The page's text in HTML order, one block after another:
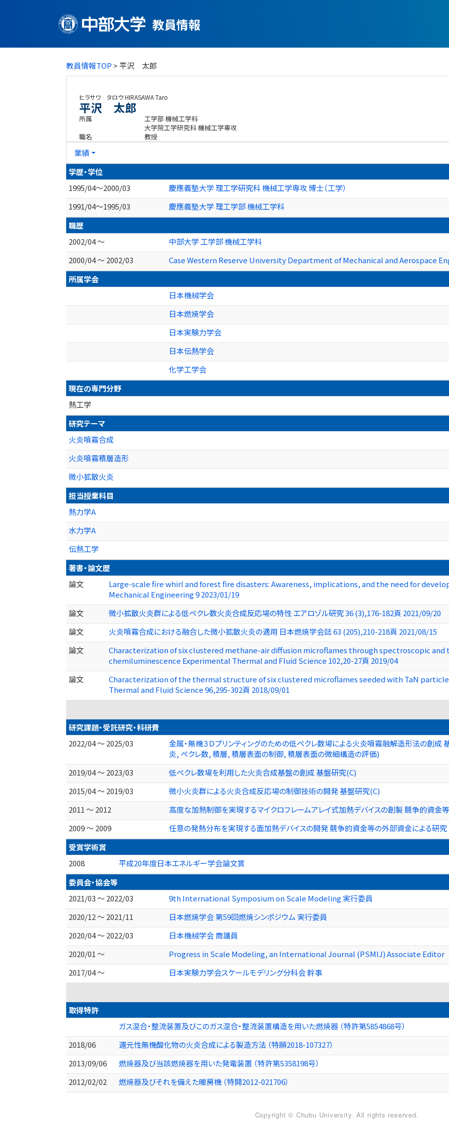
教員情報
教員情報TOP > 平沢 太郎
ヒラサワ タロウHIRASAWA Taro
平沢 太郎
所属
工学部 機械工学科
大学院工学研究科 機械工学専攻
職名
教授
業績
学歴・学位
1995/04～2000/03
慶應義塾大学 理工学研究科 機械工学専攻 博士（工学）
1991/04～1995/03
慶應義塾大学 理工学部 機械工学科
職歴
2002/04 ～
中部大学 工学部 機械工学科
2000/04 ～ 2002/03
Case Western Reserve University Department of Mechanical and Aerospace
所属学会
日本機械学会
日本燃焼学会
日本実験力学会
日本伝熱学会
化学工学会
現在の専門分野
熱工学
研究テーマ
火炎噴霧合成
火炎噴霧積層造形
微小拡散火炎
担当授業科目
熱力学A
水力学A
伝熱工学
著書・論文歴
論文
Large-scale fire whirl and forest fire disasters: Awareness, implications, and the need for
Mechanical Engineering 9 2023/01/19
論文
微小拡散火炎群による低ペクレ数火炎合成反応場の特性 エアロゾル研究 36 (3),176-182頁 2021/09/20
論文
火炎噴霧合成における融合した微小拡散火炎の適用 日本燃焼学会誌 63 (205),210-218頁 2021/08/15
論文
Characterization of six clustered methane-air diffusion microflames through spectroscopic and
chemiluminescence Experimental Thermal and Fluid Science 102,20-27頁 2019/04
論文
Characterization of the thermal structure of six clustered microflames seeded with TaN
Thermal and Fluid Science 96,295-302頁 2018/09/01
研究課題・受託研究・科研費
2022/04 ～ 2025/03
金属・無機３Ｄプリンティングのための低ペクレ数場による火炎噴霧融解造形法の創
炎, ペクレ数, 積層, 積層表面の制御, 積層表面の微細構造の評価)
2019/04 ～ 2023/03
低ペクレ数場を利用した火炎合成基盤の創成 基盤研究(C)
2015/04 ～ 2019/03
微小火炎群による火炎合成反応場の制御技術の開発 基盤研究(C)
2011 ～ 2012
高度な加熱制御を実現するマイクロフレームアレイ式加熱デバイスの創製 競争的資金
2009 ～ 2009
任意の発熱分布を実現する面加熱デバイスの開発 競争的資金等の外部資金による研究
受賞学術賞
2008
平成20年度日本エネルギー学会論文賞
委員会・協会等
2021/03 ～ 2022/03
9th International Symposium on Scale Modeling 実行委員
2020/12 ～ 2021/11
日本燃焼学会 第59回燃焼シンポジウム 実行委員
2020/04 ～ 2022/03
日本機械学会 商議員
2020/01 ～
Progress in Scale Modeling, an International Journal (PSMIJ) Associate Editor
2017/04 ～
日本実験力学会スケールモデリング分科会 幹事
取得特許
ガス混合・整流装置及びこのガス混合・整流装置構造を用いた燃焼器 （特許第5854868号）
2018/06
還元性無機酸化物の火炎合成による製造方法 （特願2018-107327）
2013/09/06
燃焼器及び当該燃焼器を用いた発電装置 （特許第5358198号）
2012/02/02
燃焼器及びそれを備えた暖房機 （特開2012-021706）
Copyright © Chubu University. All rights reserved.